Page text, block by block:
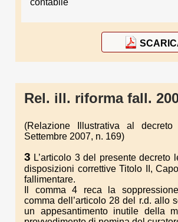
contabile
Rel. ill. riforma fall.
(Relazione Illustrativa al
Settembre 2007, n. 169)
3 L’articolo 3 del presente decreto
disposizioni correttive Titolo II,
fallimentare.
Il comma 4 reca la
comma dell’articolo 28 del r.d. allo
un appesantimento inutile della